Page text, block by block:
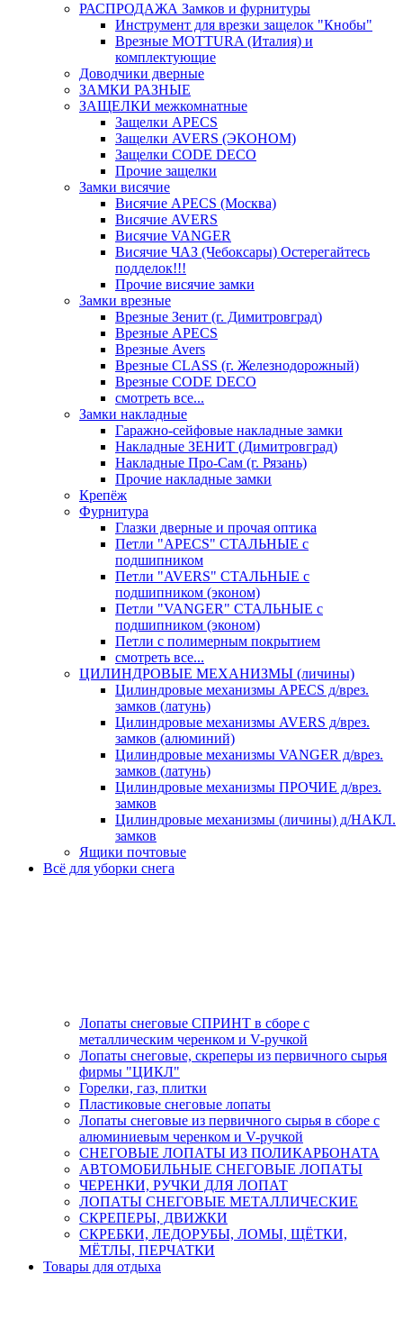
РАСПРОДАЖА Замков и фурнитуры
Инструмент для врезки защелок "Кнобы"
Врезные MOTTURA (Италия) и
комплектующие
Доводчики дверные
ЗАМКИ РАЗНЫЕ
ЗАЩЕЛКИ межкомнатные
Защелки APECS
Защелки AVERS (ЭКОНОМ)
Защелки CODE DECO
Прочие защелки
Замки висячие
Висячие APECS (Москва)
Висячие AVERS
Висячие VANGER
Висячие ЧАЗ (Чебоксары) Остерегайтесь
подделок!!!
Прочие висячие замки
Замки врезные
Врезные Зенит (г. Димитровград)
Врезные APECS
Врезные Avers
Врезные CLASS (г. Железнодорожный)
Врезные CODE DECO
смотреть все...
Замки накладные
Гаражно-сейфовые накладные замки
Накладные ЗЕНИТ (Димитровград)
Накладные Про-Сам (г. Рязань)
Прочие накладные замки
Крепёж
Фурнитура
Глазки дверные и прочая оптика
Петли "APECS" СТАЛЬНЫЕ с
подшипником
Петли "AVERS" СТАЛЬНЫЕ с
подшипником (эконом)
Петли "VANGER" СТАЛЬНЫЕ с
подшипником (эконом)
Петли с полимерным покрытием
смотреть все...
ЦИЛИНДРОВЫЕ МЕХАНИЗМЫ (личины)
Цилиндровые механизмы APECS д/врез.
замков (латунь)
Цилиндровые механизмы AVERS д/врез.
замков (алюминий)
Цилиндровые механизмы VANGER д/врез.
замков (латунь)
Цилиндровые механизмы ПРОЧИЕ д/врез.
замков
Цилиндровые механизмы (личины) д/НАКЛ.
замков
Ящики почтовые
Всё для уборки снега
Лопаты снеговые СПРИНТ в сборе с
металлическим черенком и V-ручкой
Лопаты снеговые, скреперы из первичного сырья
фирмы "ЦИКЛ"
Горелки, газ, плитки
Пластиковые снеговые лопаты
Лопаты снеговые из первичного сырья в сборе с
алюминиевым черенком и V-ручкой
СНЕГОВЫЕ ЛОПАТЫ ИЗ ПОЛИКАРБОНАТА
АВТОМОБИЛЬНЫЕ СНЕГОВЫЕ ЛОПАТЫ
ЧЕРЕНКИ, РУЧКИ ДЛЯ ЛОПАТ
ЛОПАТЫ СНЕГОВЫЕ МЕТАЛЛИЧЕСКИЕ
СКРЕПЕРЫ, ДВИЖКИ
СКРЕБКИ, ЛЕДОРУБЫ, ЛОМЫ, ЩЁТКИ,
МЁТЛЫ, ПЕРЧАТКИ
Товары для отдыха